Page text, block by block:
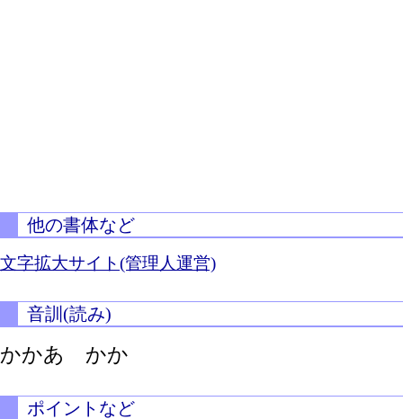
他の書体など
文字拡大サイト(管理人運営)
音訓(読み)
かかあ かか
ポイントなど